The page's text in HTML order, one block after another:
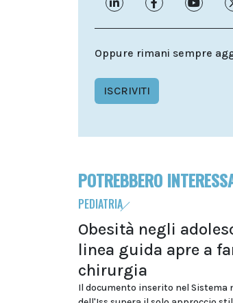
Oppure rimani sempre
ISCRIVITI
POTREBBERO
PEDIATRIA
Obesità negli
linea guida apre a
chirurgia
Il documento inserito nel Sistema